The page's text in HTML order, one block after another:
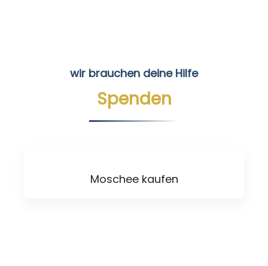
wir brauchen deine Hilfe
Spenden
Moschee kaufen